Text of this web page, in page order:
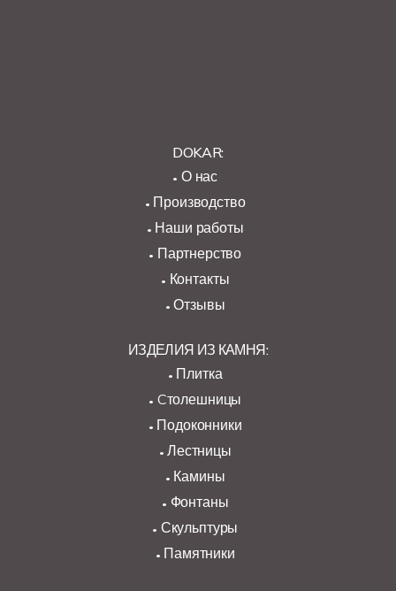
DOKAR:
О нас
Производство
Наши работы
Партнерство
Контакты
Отзывы
ИЗДЕЛИЯ ИЗ КАМНЯ:
Плитка
Cтолешницы
Подоконники
Лестницы
Камины
Фонтаны
Скульптуры
Памятники